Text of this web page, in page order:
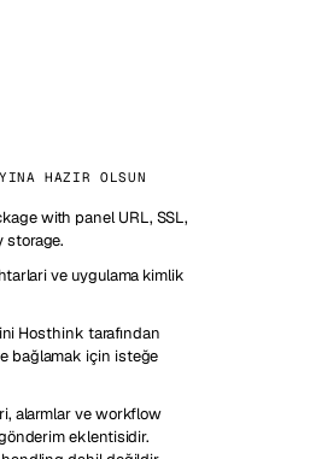
HAZIR OLSUN
with panel URL, SSL,
storage.
ve uygulama kimlik
Hosthink tarafından
bağlamak için isteğe
alarmlar ve workflow
eklentisidir.